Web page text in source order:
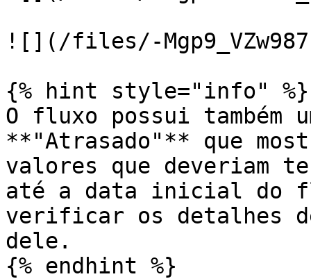
![](/files/-
{% hint style="info" %}
O fluxo possui também
**"Atrasado"** que
valores que deveriam
até a data inicial do
verificar os detalhes
dele.
{% endhint %}